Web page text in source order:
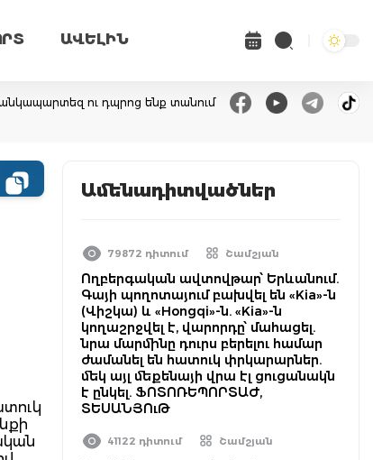
ԱՎԵԼԻՆ
ու դպրոց ենք տանում
Ամենադիտվածներ
79872 դիտում Շամշյան
Ողբերգական ավտովթար՝ Երևանում.
Գայի պողոտայում բախվել են «Kia»-ն
(Վիշկա) և «Hongqi»-ն. «Kia»-ն
կողաշրջվել է, վարորդը՝ մահացել.
նրա մարմինը դուրս բերելու համար
ժամանել են հատուկ փրկարարներ.
մեկ այլ մեքենայի վրա էլ ցուցանակն
է ընկել. ՖՈՏՈՌԵՊՈՐՏԱԺ,
ՏԵՍԱՆՅՈւԹ
41122 դիտում Շամշյան